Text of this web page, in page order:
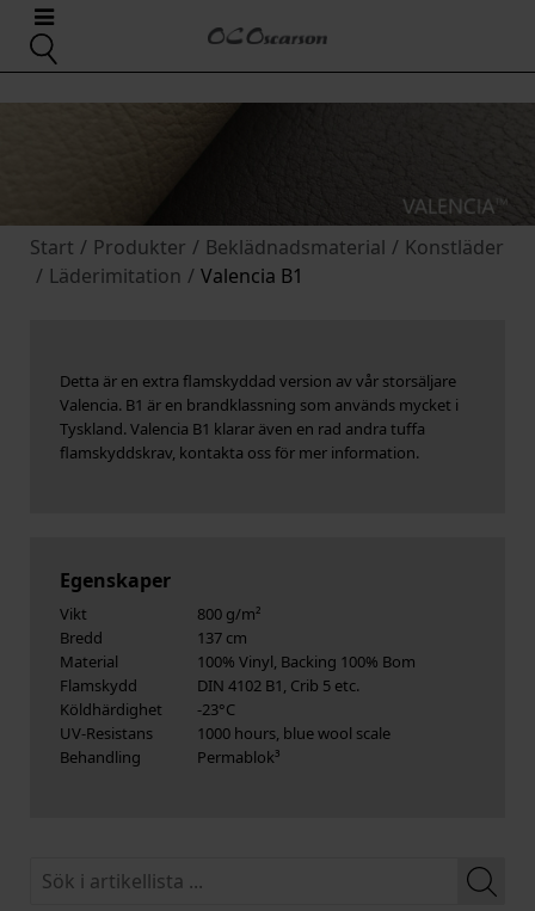
Start / Produkter / Beklädnadsmaterial / Konstläder
/ Läderimitation / Valencia B1
Detta är en extra flamskyddad version av vår storsäljare
Valencia. B1 är en brandklassning som används mycket i
Tyskland. Valencia B1 klarar även en rad andra tuffa
flamskyddskrav, kontakta oss för mer information.
Egenskaper
Vikt
800 g/m²
Bredd
137 cm
Material
100% Vinyl, Backing 100% Bom
Flamskydd
DIN 4102 B1, Crib 5 etc.
Köldhärdighet
-23°C
UV-Resistans
1000 hours, blue wool scale
Behandling
Permablok³